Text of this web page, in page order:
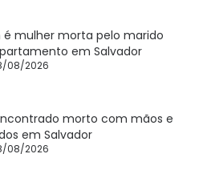
é mulher morta pelo marido
em Salvador
08/2026
morto com mãos e
em Salvador
08/2026